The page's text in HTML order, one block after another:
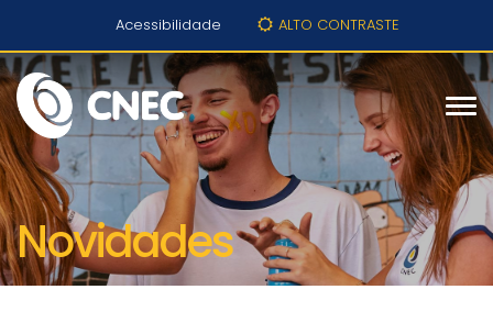
Acessibilidade ALTO CONTRASTE
Novidades